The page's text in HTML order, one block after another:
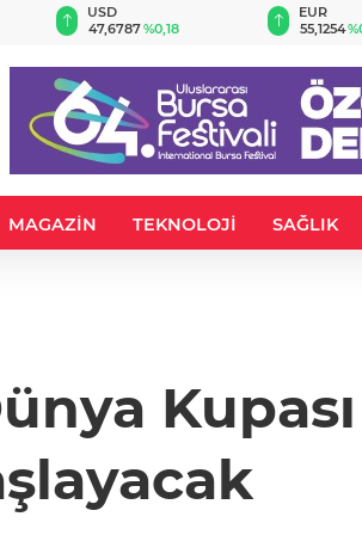
USD
47,6787%0,18
EUR
55,1254
MAGAZİN TEKNOLOJİ SAĞLIK
Kupası